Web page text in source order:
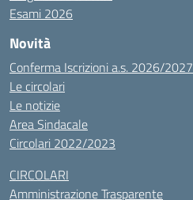
Esami 2026
Novità
Conferma Iscrizioni a.s. 2026/2027
Le circolari
Le notizie
Area Sindacale
Circolari 2022/2023
CIRCOLARI
Amministrazione Trasparente